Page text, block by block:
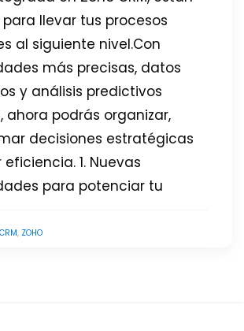
llevar tus procesos
al siguiente nivel.Con
más precisas, datos
y análisis predictivos
ahora podrás organizar,
decisiones estratégicas
1. Nuevas
para potenciar tu
CRM, ZOHO